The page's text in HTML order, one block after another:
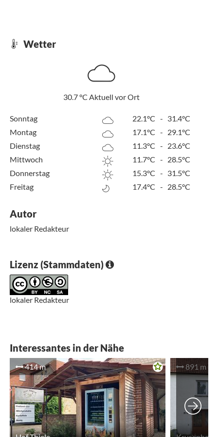
Wetter
30.7°C Aktuell vor Ort
Sonntag 22.1°C - 31.4°C
Montag
17.1°C - 29.1°C
Dienstag
11.3°C - 23.6°C
Mittwoch
11.7°C - 28.5°C
Donnerstag
15.3°C - 31.5°C
Freitag
17.4°C - 28.5°C
Autor
lokaler Redakteur
Lizenz (Stammdaten)
lokaler Redakteur
Interessantes in der Nähe
414 m 891 m